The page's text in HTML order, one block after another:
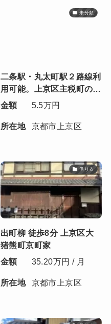
未分類
二条駅・丸太町駅２路線利
用可能。上京区主税町の町
家ワンルーム
金額 5.5万円
所在地 京都市上京区
借りる
出町柳 徒歩8分 上京区⼤
猪熊町京町家
金額
35.20万円 / 月
所在地 京都市上京区